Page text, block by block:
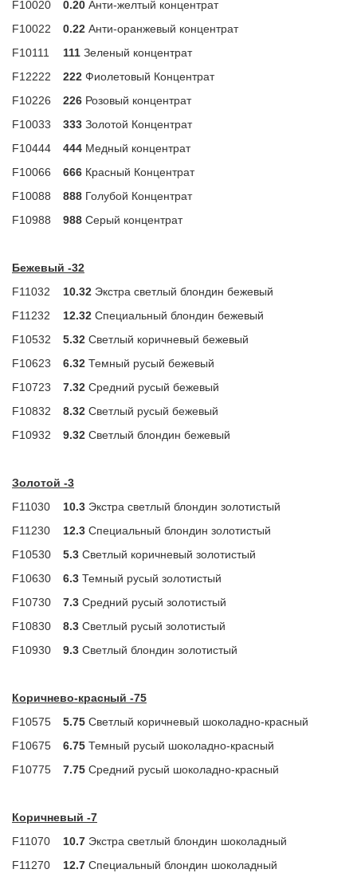
F10020 0.20 Анти-желтый концентрат
F10022
0.22 Анти-оранжевый концентрат
F10111
111 Зеленый концентрат
F12222
222 Фиолетовый Концентрат
F10226
226 Розовый концентрат
F10033
333 Золотой Концентрат
F10444
444 Медный концентрат
F10066
666 Красный Концентрат
F10088
888 Голубой Концентрат
F10988
988 Серый концентрат
Бежевый -32
F11032
10.32 Экстра светлый блондин бежевый
F11232
12.32 Специальный блондин бежевый
F10532
5.32 Светлый коричневый бежевый
F10623
6.32 Темный русый бежевый
F10723
7.32 Средний русый бежевый
F10832
8.32 Светлый русый бежевый
F10932
9.32 Светлый блондин бежевый
Золотой -3
F11030
10.3 Экстра светлый блондин золотистый
F11230
12.3 Специальный блондин золотистый
F10530
5.3 Светлый коричневый золотистый
F10630
6.3 Темный русый золотистый
F10730
7.3 Средний русый золотистый
F10830
8.3 Светлый русый золотистый
F10930
9.3 Светлый блондин золотистый
Коричнево-красный -75
F10575
5.75 Светлый коричневый шоколадно-красный
F10675
6.75 Темный русый шоколадно-красный
F10775
7.75 Средний русый шоколадно-красный
Коричневый -7
F11070
10.7 Экстра светлый блондин шоколадный
F11270
12.7 Специальный блондин шоколадный